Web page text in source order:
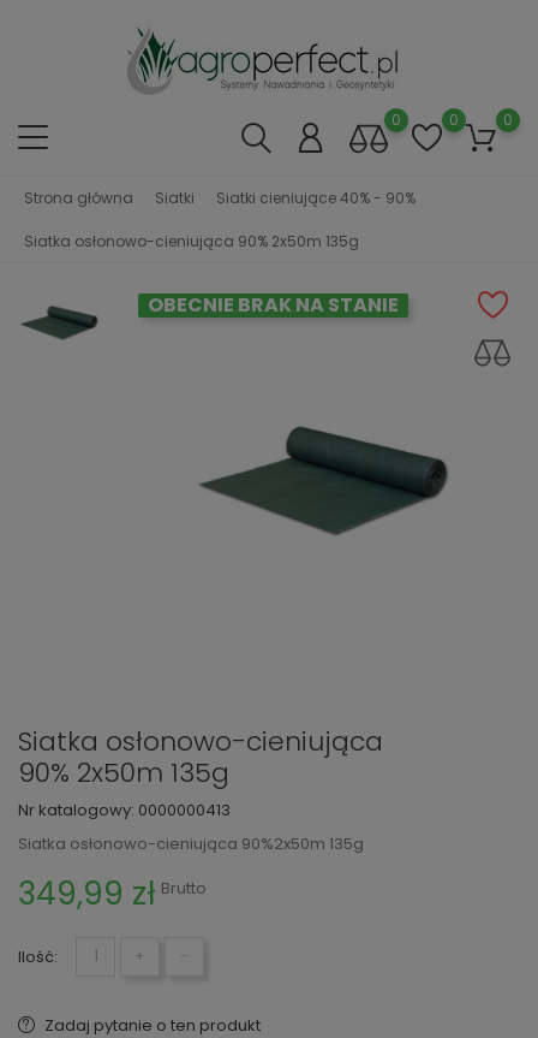
0 0 0
Strona główna Siatki Siatki cieniujące 40% - 90%
Siatka osłonowo-cieniująca 90% 2x50m 135g
OBECNIE BRAK NA STANIE
Siatka osłonowo-cieniująca
90% 2x50m 135g
Nr katalogowy: 0000000413
Siatka osłonowo-cieniująca 90%2x50m 135g
349,99 zł Brutto
Ilość: + −
Zadaj pytanie o ten produkt